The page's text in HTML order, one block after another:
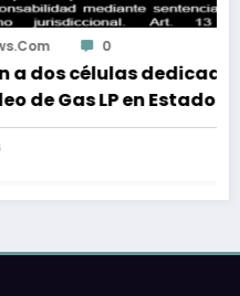
0
dedicadas
LP en Estado de